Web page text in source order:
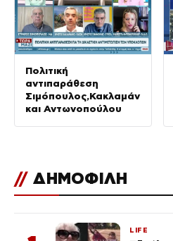
Πολιτική
αντιπαράθεση
και Αντωνοπούλου
// ΔΗΜΟΦΙΛΗ
LIFE